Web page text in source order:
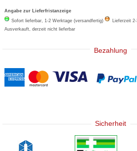
Angabe zur Lieferfristanzeige
Sofort lieferbar, 1-2 Werktage (versandfertig)
Lieferzeit
Ausverkauft, derzeit nicht lieferbar
Bezahlung
Sicherheit